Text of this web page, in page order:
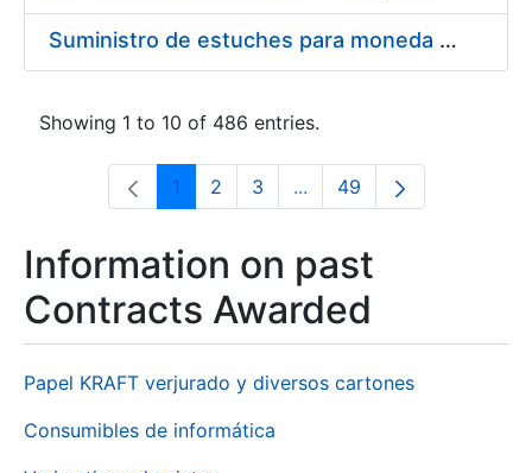
Suministro de estuches para moneda de 30 €
Showing 1 to 10 of 486 entries.
Page
1 Page
2 Page
3 ...Intermediate Pages Use
Page
49
Information on past
Contracts Awarded
Papel KRAFT verjurado y diversos cartones
Consumibles de informática